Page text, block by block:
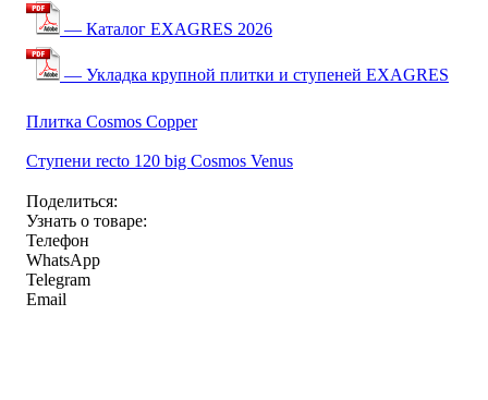
— Каталог EXAGRES 2026
— Укладка крупной плитки и ступеней EXAGRES
Плитка Cosmos Copper
Ступени recto 120 big Cosmos Venus
Поделиться:
Узнать о товаре:
Телефон
WhatsApp
Telegram
Email